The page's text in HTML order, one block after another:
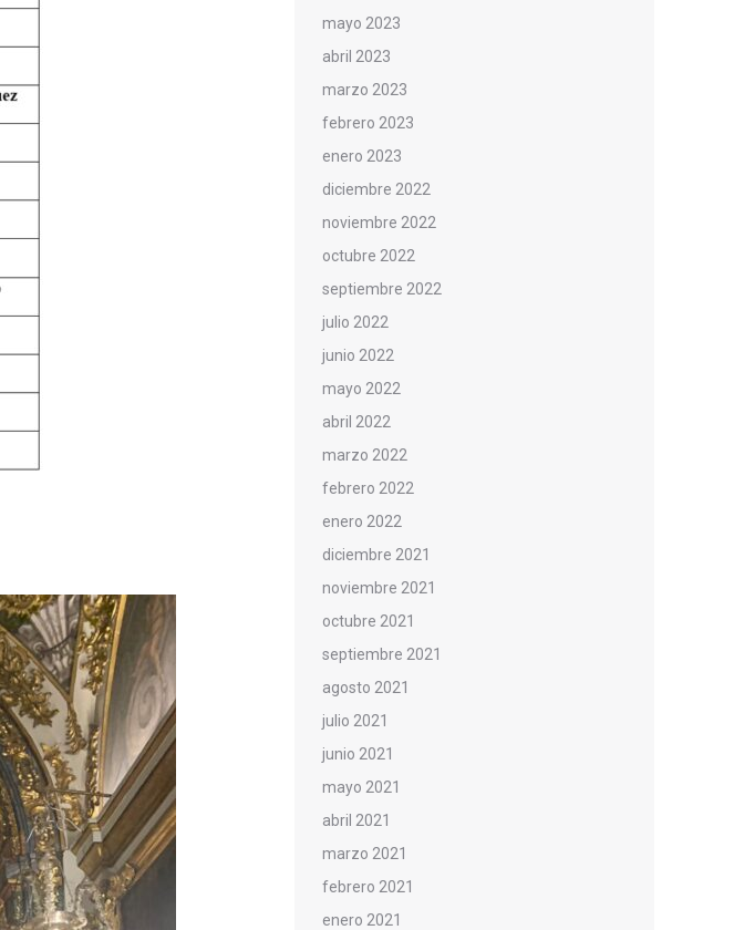
mayo 2023
abril 2023
marzo 2023
febrero 2023
enero 2023
diciembre 2022
noviembre 2022
octubre 2022
septiembre 2022
julio 2022
junio 2022
mayo 2022
abril 2022
marzo 2022
febrero 2022
enero 2022
diciembre 2021
noviembre 2021
octubre 2021
septiembre 2021
agosto 2021
julio 2021
junio 2021
mayo 2021
abril 2021
marzo 2021
febrero 2021
enero 2021